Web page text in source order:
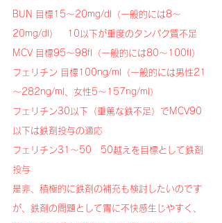
BUN 目標15～20mg/dl（一般的には8～
20mg/dl）　10以下が重度のタンパク質不足
MCV 目標95～98fl（一般的には80～100fl）
フェリチン 目標100ng/ml（一般的には男性21
～282ng/ml、女性5～157ng/ml）
フェリチン30以下（重篤な鉄不足）でMCV90
以下は鉄剤投与の適応
フェリチン31～50　50越えを目標として鉄剤
投与
是非、積極的に鉄剤の補充も検討したいのです
が、鉄剤の問題として胃に不快感生じやすく、